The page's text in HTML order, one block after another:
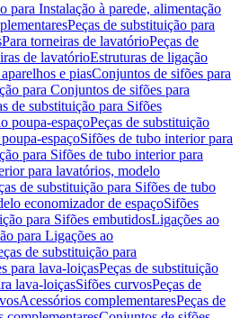
para Instalação à parede, alimentação
Peças de substituição para
Para torneiras de lavatórioPeças de
de lavatórioEstruturas de ligação
e piasConjuntos de sifões para
para Conjuntos de sifões para
de substituição para Sifões
poupa-espaçoPeças de substituição
espaçoSifões de tubo interior para
para Sifões de tubo interior para
para lavatórios, modelo
de substituição para Sifões de tubo
economizador de espaçoSifões
para Sifões embutidosLigações ao
para Ligações ao
de substituição para
para lava-loiçasPeças de substituição
lava-loiçasSifões curvosPeças de
Acessórios complementaresPeças de